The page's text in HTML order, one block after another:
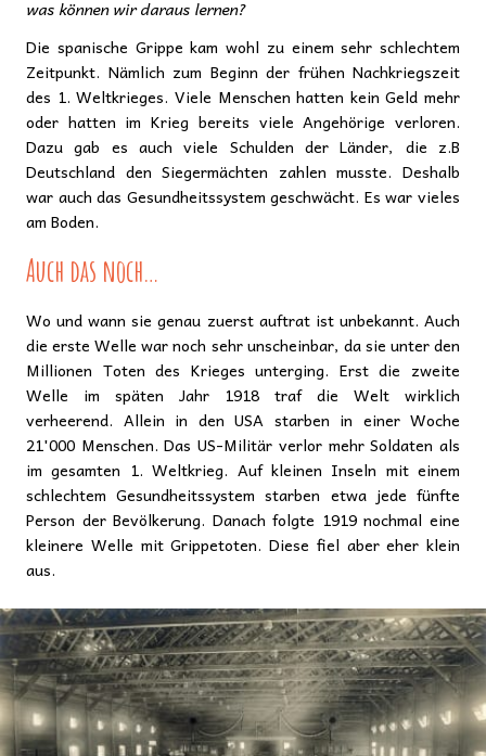
was können wir daraus lernen?
Die spanische Grippe kam wohl zu einem sehr schlechtem
Zeitpunkt. Nämlich zum Beginn der frühen Nachkriegszeit
des 1. Weltkrieges. Viele Menschen hatten kein Geld mehr
oder hatten im Krieg bereits viele Angehörige verloren.
Dazu gab es auch viele Schulden der Länder, die z.B
Deutschland den Siegermächten zahlen musste. Deshalb
war auch das Gesundheitssystem geschwächt. Es war vieles
am Boden.
Auch das noch…
Wo und wann sie genau zuerst auftrat ist unbekannt. Auch
die erste Welle war noch sehr unscheinbar, da sie unter den
Millionen Toten des Krieges unterging. Erst die zweite
Welle im späten Jahr 1918 traf die Welt wirklich
verheerend. Allein in den USA starben in einer Woche
21'000 Menschen. Das US-Militär verlor mehr Soldaten als
im gesamten 1. Weltkrieg. Auf kleinen Inseln mit einem
schlechtem Gesundheitssystem starben etwa jede fünfte
Person der Bevölkerung. Danach folgte 1919 nochmal eine
kleinere Welle mit Grippetoten. Diese fiel aber eher klein
aus.